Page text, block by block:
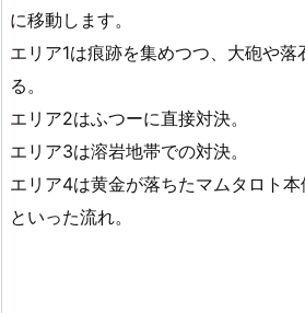
に移動します。
エリア1は痕跡を集めつつ、大砲や落
る。
エリア2はふつーに直接対決。
エリア3は溶岩地帯での対決。
エリア4は黄金が落ちたマムタロト本
といった流れ。